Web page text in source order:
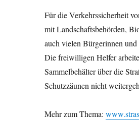
Für die Verkehrssicherheit
mit Landschaftsbehörden,
auch vielen Bürgerinnen
Die freiwilligen Helfer
Sammelbehälter über die
Schutzzäunen nicht
Mehr zum Thema: